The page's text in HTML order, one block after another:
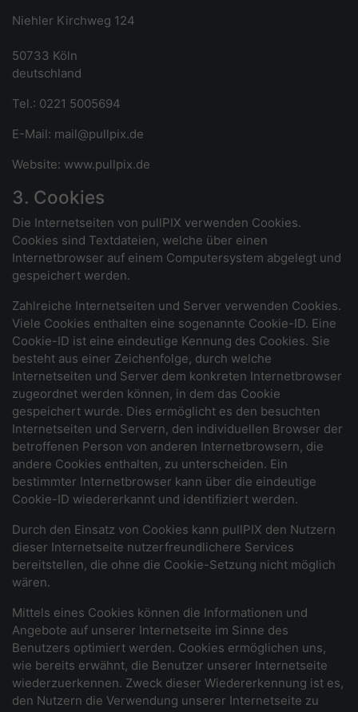
Niehler Kirchweg 124
50733 Köln
deutschland
Tel.: 0221 5005694
E-Mail: mail@pullpix.de
Website: www.pullpix.de
3. Cookies
Die Internetseiten von pullPIX verwenden Cookies.
Cookies sind Textdateien, welche über einen
Internetbrowser auf einem Computersystem abgelegt und
gespeichert werden.
Zahlreiche Internetseiten und Server verwenden Cookies.
Viele Cookies enthalten eine sogenannte Cookie-ID. Eine
Cookie-ID ist eine eindeutige Kennung des Cookies. Sie
besteht aus einer Zeichenfolge, durch welche
Internetseiten und Server dem konkreten Internetbrowser
zugeordnet werden können, in dem das Cookie
gespeichert wurde. Dies ermöglicht es den besuchten
Internetseiten und Servern, den individuellen Browser der
betroffenen Person von anderen Internetbrowsern, die
andere Cookies enthalten, zu unterscheiden. Ein
bestimmter Internetbrowser kann über die eindeutige
Cookie-ID wiedererkannt und identifiziert werden.
Durch den Einsatz von Cookies kann pullPIX den Nutzern
dieser Internetseite nutzerfreundlichere Services
bereitstellen, die ohne die Cookie-Setzung nicht möglich
wären.
Mittels eines Cookies können die Informationen und
Angebote auf unserer Internetseite im Sinne des
Benutzers optimiert werden. Cookies ermöglichen uns,
wie bereits erwähnt, die Benutzer unserer Internetseite
wiederzuerkennen. Zweck dieser Wiedererkennung ist es,
den Nutzern die Verwendung unserer Internetseite zu